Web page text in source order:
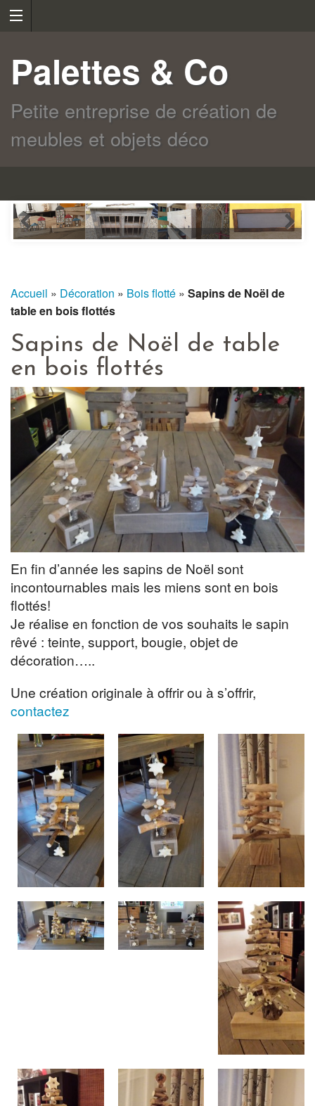
Palettes & Co
Petite entreprise de création de
meubles et objets déco
Accueil » Décoration » Bois flotté » Sapins de Noël de
table en bois flottés
Sapins de Noël de table
en bois flottés
En fin d’année les sapins de Noël sont
incontournables mais les miens sont en bois
flottés!
Je réalise en fonction de vos souhaits le sapin
rêvé : teinte, support, bougie, objet de
décoration…..
Une création originale à offrir ou à s’offrir,
contactez